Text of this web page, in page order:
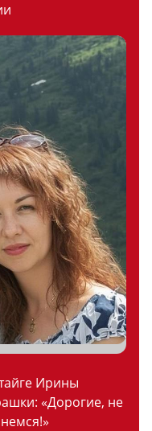
Ирины
«Дорогие, не